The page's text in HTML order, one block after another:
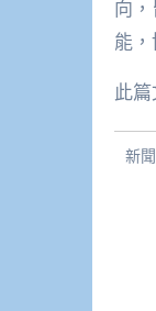
向
能
此
新